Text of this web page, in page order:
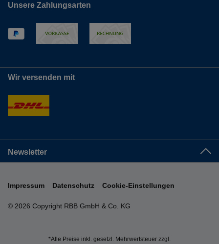
Unsere Zahlungsarten
Wir versenden mit
Newsletter
© 2026 Copyright RBB GmbH & Co. KG
Impressum Datenschutz Cookie-Einstellungen
*Alle Preise inkl. gesetzl. Mehrwertsteuer zzgl.